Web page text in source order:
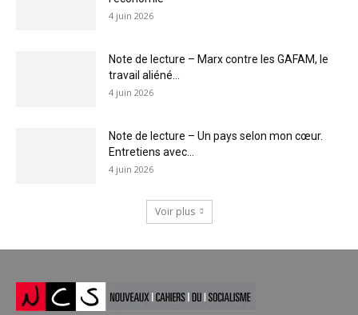
4 juin 2026
Note de lecture – Marx contre les GAFAM, le
travail aliéné...
4 juin 2026
Note de lecture – Un pays selon mon cœur.
Entretiens avec...
4 juin 2026
Voir plus